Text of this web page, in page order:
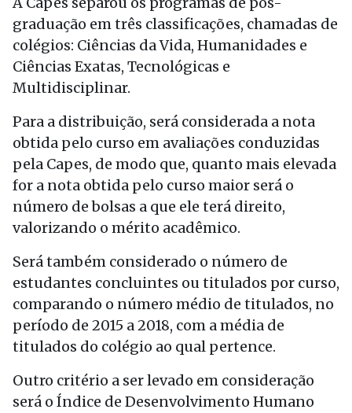
graduação em três classificações, chamadas de
colégios: Ciências da Vida, Humanidades e
Ciências Exatas, Tecnológicas e
Multidisciplinar.
Para a distribuição, será considerada a nota
obtida pelo curso em avaliações conduzidas
pela Capes, de modo que, quanto mais elevada
for a nota obtida pelo curso maior será o
número de bolsas a que ele terá direito,
valorizando o mérito acadêmico.
Será também considerado o número de
estudantes concluintes ou titulados por curso,
comparando o número médio de titulados, no
período de 2015 a 2018, com a média de
titulados do colégio ao qual pertence.
Outro critério a ser levado em consideração
será o Índice de Desenvolvimento Humano